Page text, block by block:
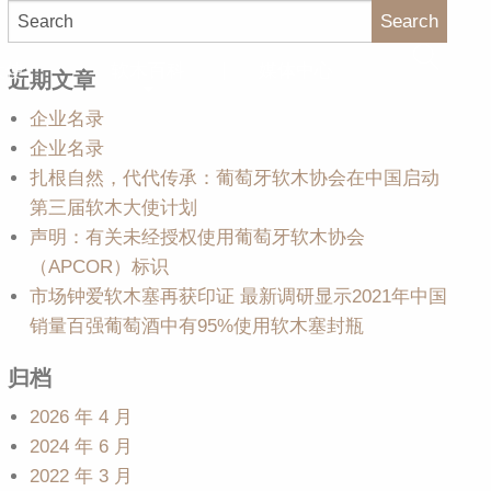
使
Search
近期文章
企业名录
企业名录
扎根自然，代代传承：葡萄牙软木协会在中国启动
第三届软木大使计划
声明：有关未经授权使用葡萄牙软木协会
（APCOR）标识
市场钟爱软木塞再获印证 最新调研显示2021年中国
销量百强葡萄酒中有95%使用软木塞封瓶
归档
2026 年 4 月
2024 年 6 月
2022 年 3 月